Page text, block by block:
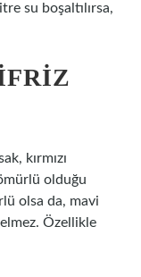
su boşaltılırsa,
kırmızı
olduğu
olsa da, mavi
Özellikle